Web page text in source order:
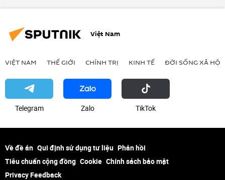
Việt Nam
VIỆT NAM THẾ GIỚI CHÍNH TRỊ KINH TẾ ĐỜI SỐNG XÃ HỘI
Telegram Zalo ТikТоk
Về đề án Qui định sử dụng tư liệu Phản hồi
Tiêu chuẩn cộng đồng Cookie Chính sách bảo mật
Privacy Feedback